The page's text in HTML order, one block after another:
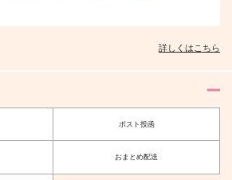
あんこもち
詳しくはこちら
ポスト投函
おまとめ配送